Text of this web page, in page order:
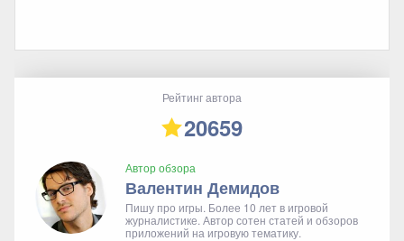
Рейтинг автора
20659
Автор обзора
Валентин Демидов
Пишу про игры. Более 10 лет в игровой
журналистике. Автор сотен статей и обзоров
приложений на игровую тематику.